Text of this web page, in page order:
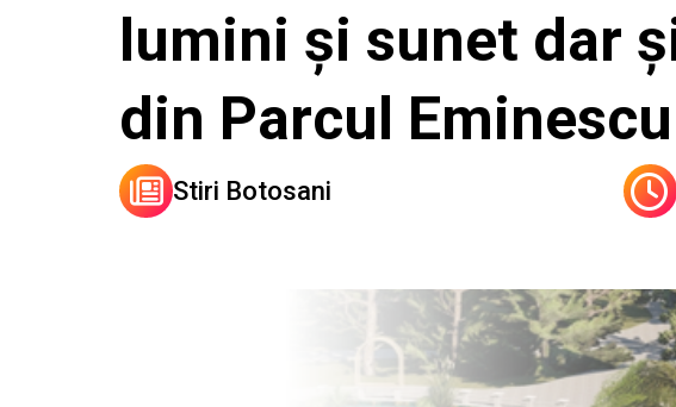
lumini și sunet dar
din Parcul Eminescu
Stiri Botosani